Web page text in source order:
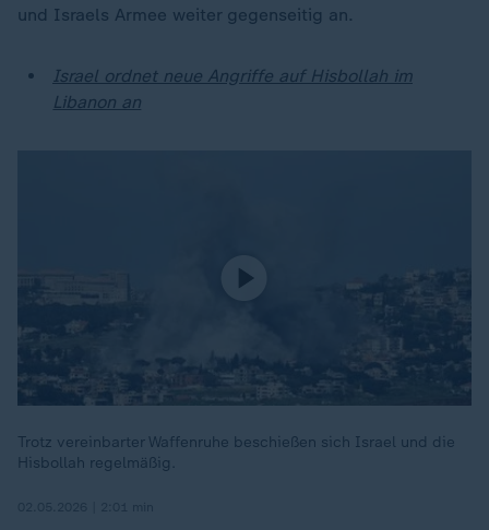
und Israels Armee weiter gegenseitig an.
Israel ordnet neue Angriffe auf Hisbollah im
Libanon an
Trotz vereinbarter Waffenruhe beschießen sich Israel und die
Hisbollah regelmäßig.